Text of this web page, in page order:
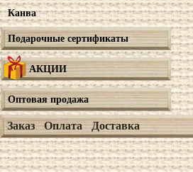
Канва
Подарочные сертификаты
АКЦИИ
Оптовая продажа
Заказ Оплата Доставка